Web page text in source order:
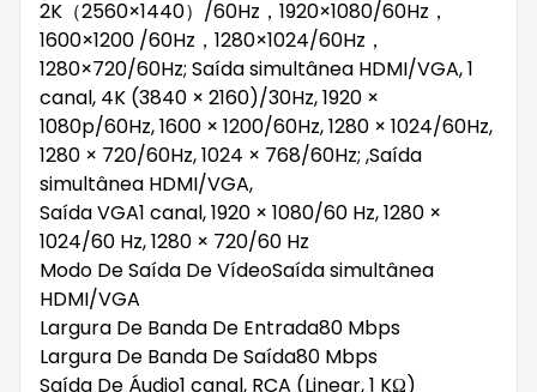
2K（2560×1440）/60Hz，1920×1080/60Hz，
1600×1200 /60Hz，1280×1024/60Hz，
1280×720/60Hz; Saída simultânea HDMI/VGA, 1
canal, 4K (3840 × 2160)/30Hz, 1920 ×
1080p/60Hz, 1600 × 1200/60Hz, 1280 × 1024/60Hz,
1280 × 720/60Hz, 1024 × 768/60Hz; ,Saída
simultânea HDMI/VGA,
Saída VGA1 canal, 1920 × 1080/60 Hz, 1280 ×
1024/60 Hz, 1280 × 720/60 Hz
Modo De Saída De VídeoSaída simultânea
HDMI/VGA
Largura De Banda De Entrada80 Mbps
Largura De Banda De Saída80 Mbps
Saída De Áudio1 canal, RCA (Linear, 1 KΩ)